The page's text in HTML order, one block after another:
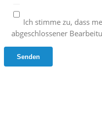
Ich stimme zu, dass
abgeschlossener